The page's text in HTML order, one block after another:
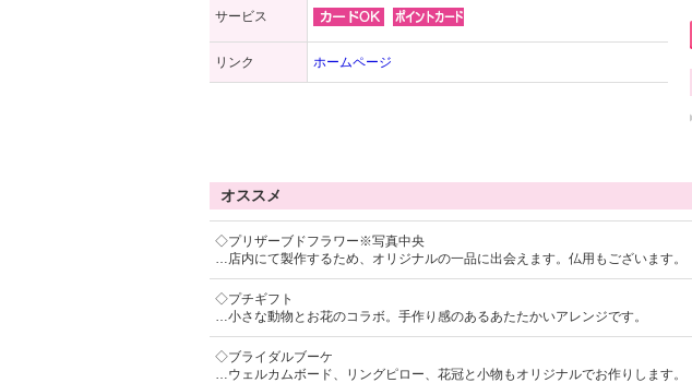
サービス
リンク ホームページ
オススメ
◇プリザーブドフラワー※写真中央
…店内にて製作するため、オリジナルの一品に出会えます。仏用もございます。
◇プチギフト
…小さな動物とお花のコラボ。手作り感のあるあたたかいアレンジです。
◇ブライダルブーケ
…ウェルカムボード、リングピロー、花冠と小物もオリジナルでお作りします。